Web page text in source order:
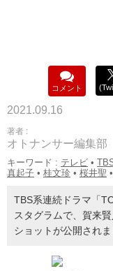
コメント
2021.09.16
著者 :
オトナンサー編集部
キーワード : テレビ •
真起子 • 桂文珍 • 桜井聖 •
TBS系連続ドラマ「
スタグラムで、賀来
ショットが公開されま